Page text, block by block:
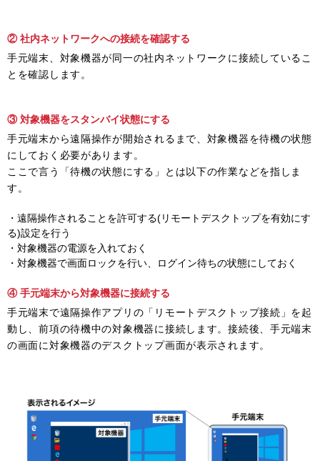
② 社内ネットワークへの接続を確認する
手元端末、対象機器が同一の社内ネットワークに接続しているこ
とを確認します。
③ 対象機器をスタンバイ状態にする
手元端末から遠隔操作が開始されるまで、対象機器を待機の状態
にしておく必要があります。
ここで言う「待機の状態にする」とは以下の作業などを指しま
す。
・遠隔操作されることを許可する(リモートデスクトップを有効にす
る)設定を行う
・対象機器の電源を入れておく
・対象機器で画面ロックを行い、ログイン待ちの状態にしておく
④ 手元端末から対象機器に接続する
手元端末で遠隔操作アプリの「リモートデスクトップ接続」を起
動し、前項の待機中の対象機器に接続します。接続後、手元端末
の画面に対象機器のデスクトップ画面が表示されます。